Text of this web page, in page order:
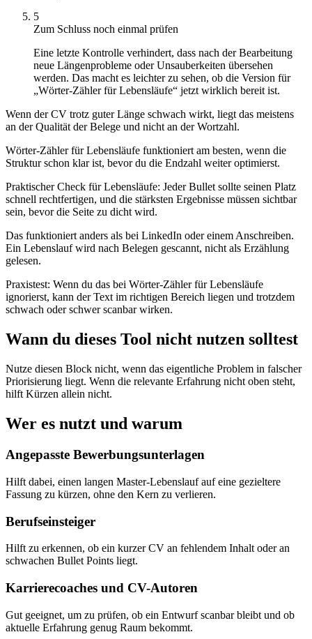
5
Zum Schluss noch einmal prüfen
Eine letzte Kontrolle verhindert, dass nach der Bearbeitung
neue Längenprobleme oder Unsauberkeiten übersehen
werden. Das macht es leichter zu sehen, ob die Version für
„Wörter-Zähler für Lebensläufe“ jetzt wirklich bereit ist.
Wenn der CV trotz guter Länge schwach wirkt, liegt das meistens
an der Qualität der Belege und nicht an der Wortzahl.
Wörter-Zähler für Lebensläufe funktioniert am besten, wenn die
Struktur schon klar ist, bevor du die Endzahl weiter optimierst.
Praktischer Check für Lebensläufe: Jeder Bullet sollte seinen Platz
schnell rechtfertigen, und die stärksten Ergebnisse müssen sichtbar
sein, bevor die Seite zu dicht wird.
Das funktioniert anders als bei LinkedIn oder einem Anschreiben.
Ein Lebenslauf wird nach Belegen gescannt, nicht als Erzählung
gelesen.
Praxistest: Wenn du das bei Wörter-Zähler für Lebensläufe
ignorierst, kann der Text im richtigen Bereich liegen und trotzdem
schwach oder schwer scanbar wirken.
Wann du dieses Tool nicht nutzen solltest
Nutze diesen Block nicht, wenn das eigentliche Problem in falscher
Priorisierung liegt. Wenn die relevante Erfahrung nicht oben steht,
hilft Kürzen allein nicht.
Wer es nutzt und warum
Angepasste Bewerbungsunterlagen
Hilft dabei, einen langen Master-Lebenslauf auf eine gezieltere
Fassung zu kürzen, ohne den Kern zu verlieren.
Berufseinsteiger
Hilft zu erkennen, ob ein kurzer CV an fehlendem Inhalt oder an
schwachen Bullet Points liegt.
Karrierecoaches und CV-Autoren
Gut geeignet, um zu prüfen, ob ein Entwurf scanbar bleibt und ob
aktuelle Erfahrung genug Raum bekommt.